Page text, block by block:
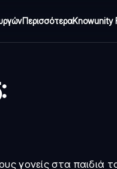
ΠερισσότεραKnowunity
γονείς στα παιδιά